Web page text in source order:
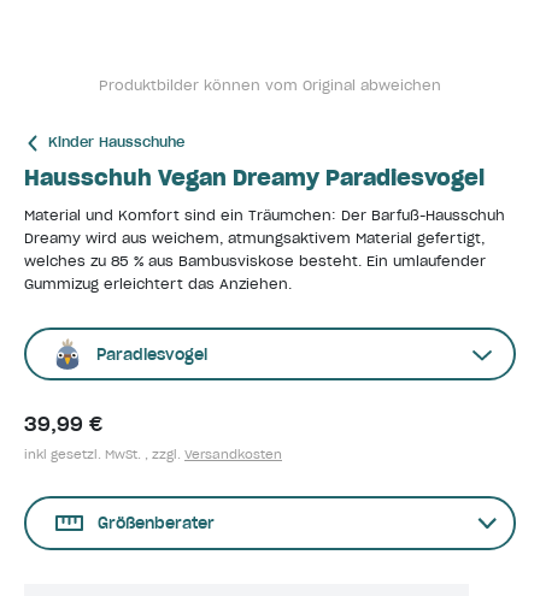
Produktbilder können vom Original abweichen
Kinder Hausschuhe
Hausschuh Vegan Dreamy Paradiesvogel
Material und Komfort sind ein Träumchen: Der Barfuß-Hausschuh
Dreamy wird aus weichem, atmungsaktivem Material gefertigt,
welches zu 85 % aus Bambusviskose besteht. Ein umlaufender
Gummizug erleichtert das Anziehen.
Paradiesvogel
39,99 €
inkl gesetzl. MwSt. , zzgl. Versandkosten
Größenberater